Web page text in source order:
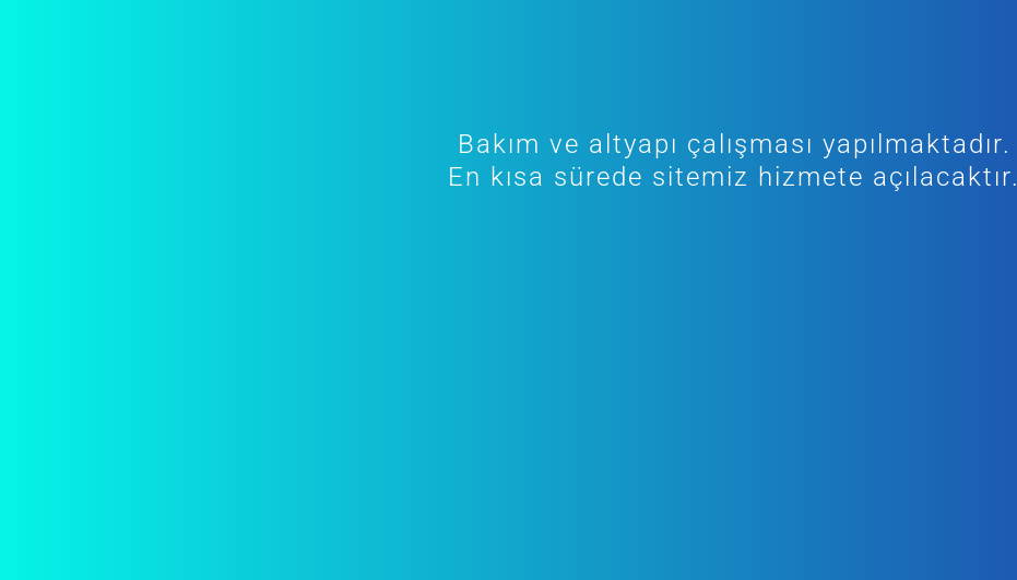
Bakım ve altyapı çalışması yapılmaktadır.
En kısa sürede sitemiz hizmete açılacaktır.